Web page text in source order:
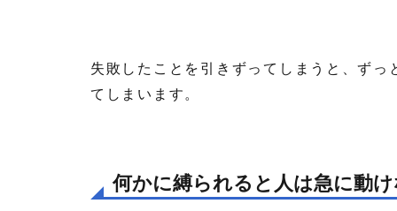
失敗したことを引きずってしまうと、ず
てしまいます。
何かに縛られると人は急に動